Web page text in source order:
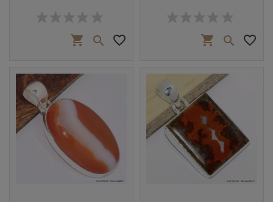
shopping_cart  favorite_border shopping_cart  favorite_border